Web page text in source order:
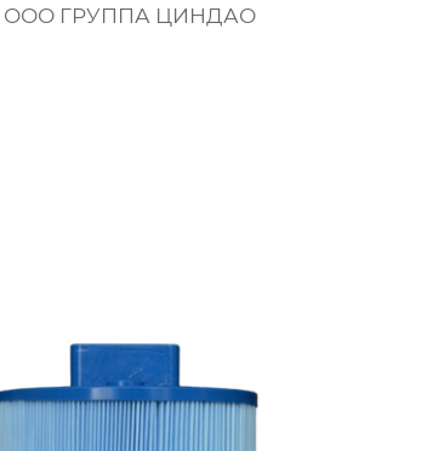
ООО ГРУППА ЦИНДАО